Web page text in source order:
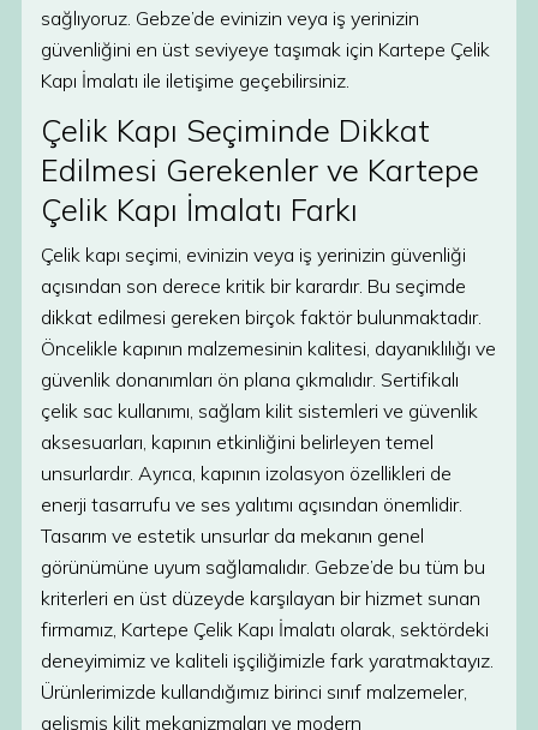
sağlıyoruz. Gebze’de evinizin veya iş yerinizin
güvenliğini en üst seviyeye taşımak için Kartepe Çelik
Kapı İmalatı ile iletişime geçebilirsiniz.
Çelik Kapı Seçiminde Dikkat
Edilmesi Gerekenler ve Kartepe
Çelik Kapı İmalatı Farkı
Çelik kapı seçimi, evinizin veya iş yerinizin güvenliği
açısından son derece kritik bir karardır. Bu seçimde
dikkat edilmesi gereken birçok faktör bulunmaktadır.
Öncelikle kapının malzemesinin kalitesi, dayanıklılığı ve
güvenlik donanımları ön plana çıkmalıdır. Sertifikalı
çelik sac kullanımı, sağlam kilit sistemleri ve güvenlik
aksesuarları, kapının etkinliğini belirleyen temel
unsurlardır. Ayrıca, kapının izolasyon özellikleri de
enerji tasarrufu ve ses yalıtımı açısından önemlidir.
Tasarım ve estetik unsurlar da mekanın genel
görünümüne uyum sağlamalıdır. Gebze’de bu tüm bu
kriterleri en üst düzeyde karşılayan bir hizmet sunan
firmamız, Kartepe Çelik Kapı İmalatı olarak, sektördeki
deneyimimiz ve kaliteli işçiliğimizle fark yaratmaktayız.
Ürünlerimizde kullandığımız birinci sınıf malzemeler,
gelişmiş kilit mekanizmaları ve modern